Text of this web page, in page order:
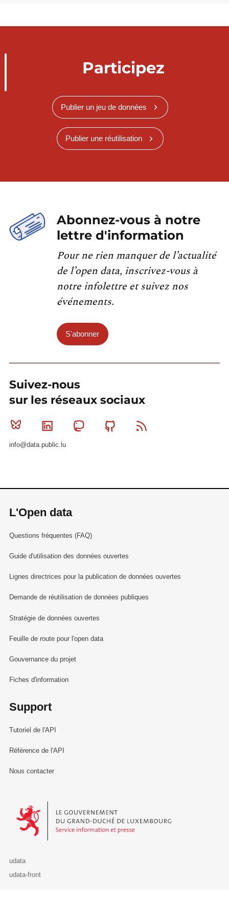
Participez
Publier un jeu de données
Publier une réutilisation
Abonnez-vous à notre
lettre d'information
Pour ne rien manquer de l’actualité
de l’open data, inscrivez-vous à
notre infolettre et suivez nos
événements.
S'abonner
Suivez-nous
sur les réseaux sociaux
Bluesky Linkedin MastodonGithub
info@data.public.lu
L'Open data
Questions fréquentes (FAQ)
Guide d'utilisation des données ouvertes
Lignes directrices pour la publication de données ouvertes
Demande de réutilisation de données publiques
Stratégie de données ouvertes
Feuille de route pour l'open data
Gouvernance du projet
Fiches d'information
Support
Tutoriel de l'API
Référence de l'API
Nous contacter
Le Gouvernement du Grand-Duché de Luxembourg - Service
udata
udata-front